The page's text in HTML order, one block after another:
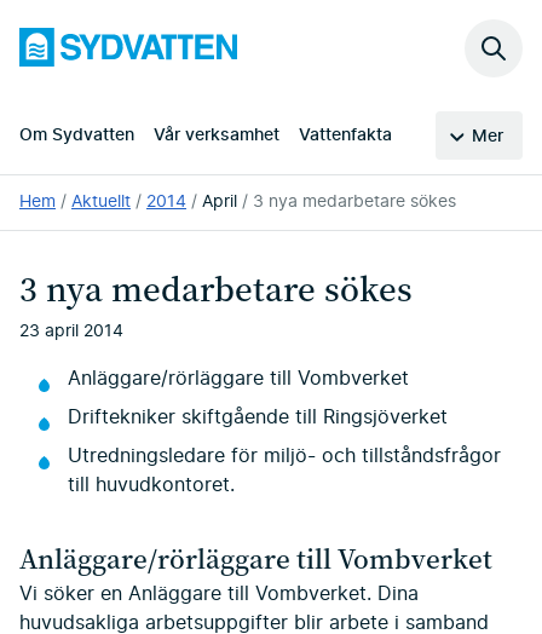
huvudinnehållet
Sydvatten
Om Sydvatten Vår verksamhet Vattenfakta Mer
Sök
Du
är
Hem Aktuellt 2014 April 3 nya medarbetare sökes
3 nya medarbetare sökes
23 april 2014
Anläggare/rörläggare till Vombverket
Driftekniker skiftgående till Ringsjöverket
Utredningsledare för miljö- och tillståndsfrågor
till huvudkontoret.
Anläggare/rörläggare till Vombverket
Vi söker en Anläggare till Vombverket. Dina
huvudsakliga arbetsuppgifter blir arbete i samband